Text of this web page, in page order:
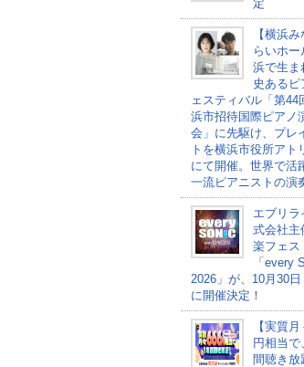
定
【横浜
らいホー
浜で生ま
史あるピ
ェスティバル「第44
浜市招待国際ピアノ
会」に先駆け、プレ
トを横浜市役所アト
にて開催。世界で活
一流ピアニストの演
エブリラ
式会社主
楽フェス
「every
2026」が、10月30日
に開催決定！
【実質
円相当で
間聴き放